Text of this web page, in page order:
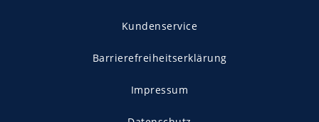
Kundenservice
Barrierefreiheitserklärung
Impressum